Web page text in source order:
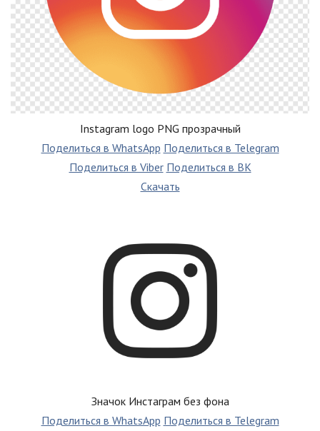
Instagram logo PNG прозрачный
Поделиться в WhatsApp Поделиться в Telegram
Поделиться в Viber Поделиться в ВК
Скачать
Значок Инстаграм без фона
Поделиться в WhatsApp Поделиться в Telegram